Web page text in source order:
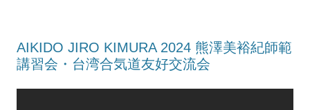
AIKIDO JIRO KIMURA 2024 熊澤美裕紀師範
講習会・台湾合気道友好交流会